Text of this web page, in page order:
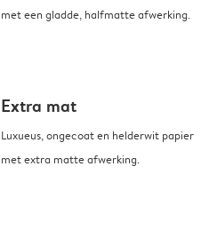
met een gladde, halfmatte afwerking.
Extra mat
Luxueus, ongecoat en helderwit papier
met extra matte afwerking.